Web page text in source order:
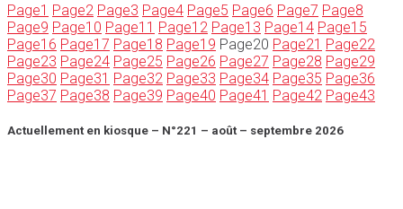
Page1 Page2 Page3 Page4 Page5 Page6 Page7 Page8
Page9 Page10 Page11 Page12 Page13 Page14 Page15
Page16 Page17 Page18 Page19 Page20 Page21 Page22
Page23 Page24 Page25 Page26 Page27 Page28 Page29
Page30 Page31 Page32 Page33 Page34 Page35 Page36
Page37 Page38 Page39 Page40 Page41 Page42 Page43
Actuellement en kiosque – N°221 – août – septembre 2026